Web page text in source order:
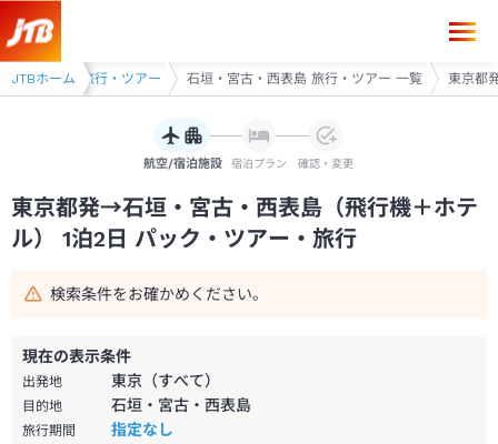
JTBホーム
沖縄県 旅行・ツアー 石垣・宮古・西表島 旅行・ツアー 一覧 東京都
航空/宿泊施設 宿泊プラン 確認・変更
東京都発→石垣・宮古・西表島（飛行機＋ホテ
ル） 1泊2日 パック・ツアー・旅行
検索条件をお確かめください。
現在の表示条件
出発地 東京（すべて）
目的地 石垣・宮古・西表島
旅行期間 指定なし